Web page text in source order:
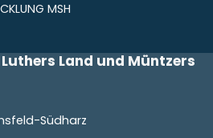
MSH
Land und Müntzers